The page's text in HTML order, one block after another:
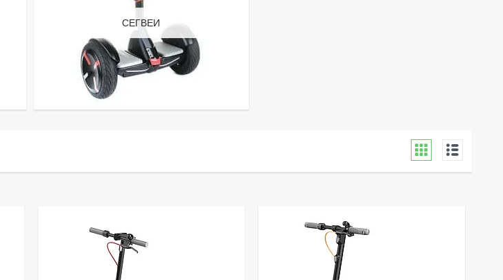
СЕГВЕИ